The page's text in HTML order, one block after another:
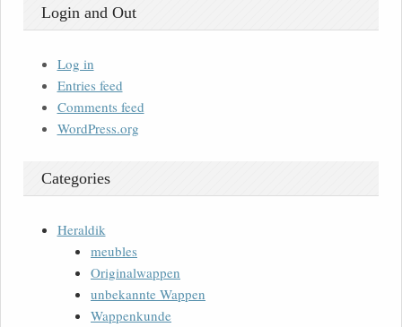
Login and Out
Log in
Entries feed
Comments feed
WordPress.org
Categories
Heraldik
meubles
Originalwappen
unbekannte Wappen
Wappenkunde